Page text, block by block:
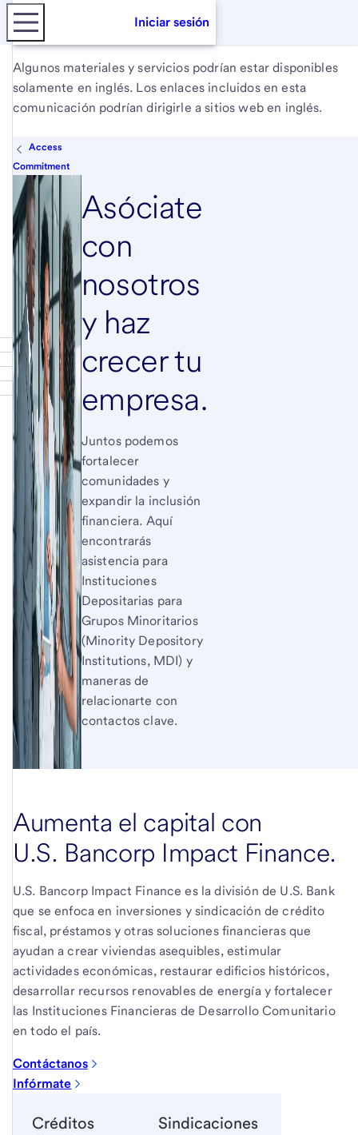
Iniciar sesión
Algunos materiales y servicios podrían estar disponibles
solamente en inglés. Los enlaces incluidos en esta
comunicación podrían dirigirle a sitios web en inglés.
Access
Commitment
Asóciate
con
nosotros
y haz
crecer tu
empresa.
Juntos podemos
fortalecer
comunidades y
expandir la inclusión
financiera. Aquí
encontrarás
asistencia para
Instituciones
Depositarias para
Grupos Minoritarios
(Minority Depository
Institutions, MDI) y
maneras de
relacionarte con
contactos clave.
Aumenta el capital con
U.S. Bancorp Impact Finance.
U.S. Bancorp Impact Finance es la división de U.S. Bank
que se enfoca en inversiones y sindicación de crédito
fiscal, préstamos y otras soluciones financieras que
ayudan a crear viviendas asequibles, estimular
actividades económicas, restaurar edificios históricos,
desarrollar recursos renovables de energía y fortalecer
las Instituciones Financieras de Desarrollo Comunitario
en todo el país.
Contáctanos
Infórmate
Créditos
Sindicaciones